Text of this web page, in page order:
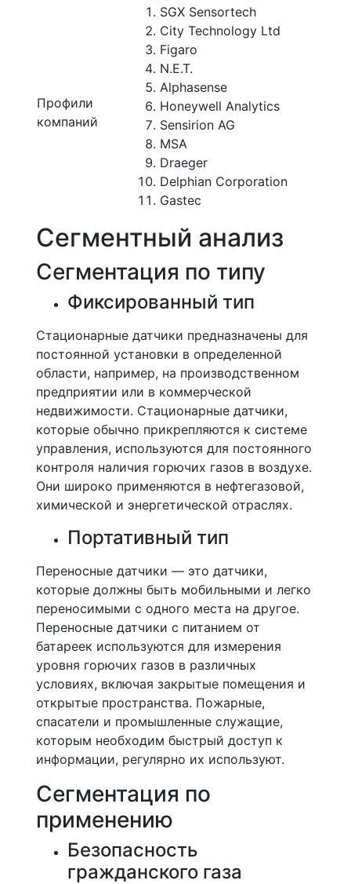
Профили
компаний
SGX Sensortech
City Technology Ltd
Figaro
N.E.T.
Alphasense
Honeywell Analytics
Sensirion AG
MSA
Draeger
Delphian Corporation
Gastec
Сегментный анализ
Сегментация по типу
Фиксированный тип
Стационарные датчики предназначены для
постоянной установки в определенной
области, например, на производственном
предприятии или в коммерческой
недвижимости. Стационарные датчики,
которые обычно прикрепляются к системе
управления, используются для постоянного
контроля наличия горючих газов в воздухе.
Они широко применяются в нефтегазовой,
химической и энергетической отраслях.
Портативный тип
Переносные датчики — это датчики,
которые должны быть мобильными и легко
переносимыми с одного места на другое.
Переносные датчики с питанием от
батареек используются для измерения
уровня горючих газов в различных
условиях, включая закрытые помещения и
открытые пространства. Пожарные,
спасатели и промышленные служащие,
которым необходим быстрый доступ к
информации, регулярно их используют.
Сегментация по
применению
Безопасность
гражданского газа